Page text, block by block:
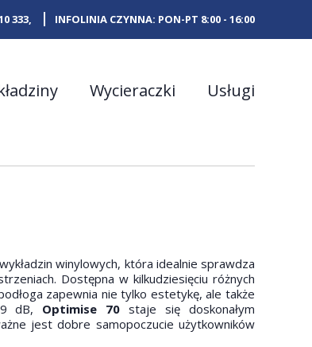
333, INFOLINIA CZYNNA: PON-PT 8:00 - 16:00
Wycieraczki Usługi
winylowych, która idealnie sprawdza
Dostępna w kilkudziesięciu różnych
zapewnia nie tylko estetykę, ale także
dB, Optimise 70 staje się doskonałym
jest dobre samopoczucie użytkowników